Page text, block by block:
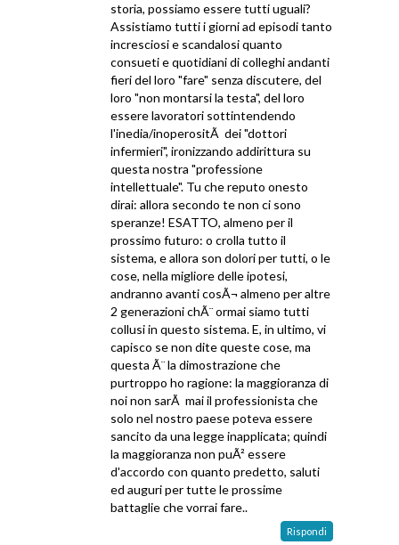
storia, possiamo essere tutti uguali?
Assistiamo tutti i giorni ad episodi tanto
incresciosi e scandalosi quanto
consueti e quotidiani di colleghi andanti
fieri del loro "fare" senza discutere, del
loro "non montarsi la testa", del loro
essere lavoratori sottintendendo
l'inedia/inoperositÃ dei "dottori
infermieri", ironizzando addirittura su
questa nostra "professione
intellettuale". Tu che reputo onesto
dirai: allora secondo te non ci sono
speranze! ESATTO, almeno per il
prossimo futuro: o crolla tutto il
sistema, e allora son dolori per tutti, o le
cose, nella migliore delle ipotesi,
andranno avanti cosÃ¬ almeno per altre
2 generazioni chÃ¨ ormai siamo tutti
collusi in questo sistema. E, in ultimo, vi
capisco se non dite queste cose, ma
questa Ã¨ la dimostrazione che
purtroppo ho ragione: la maggioranza di
noi non sarÃ mai il professionista che
solo nel nostro paese poteva essere
sancito da una legge inapplicata; quindi
la maggioranza non puÃ² essere
d'accordo con quanto predetto, saluti
ed auguri per tutte le prossime
battaglie che vorrai fare..
Rispondi